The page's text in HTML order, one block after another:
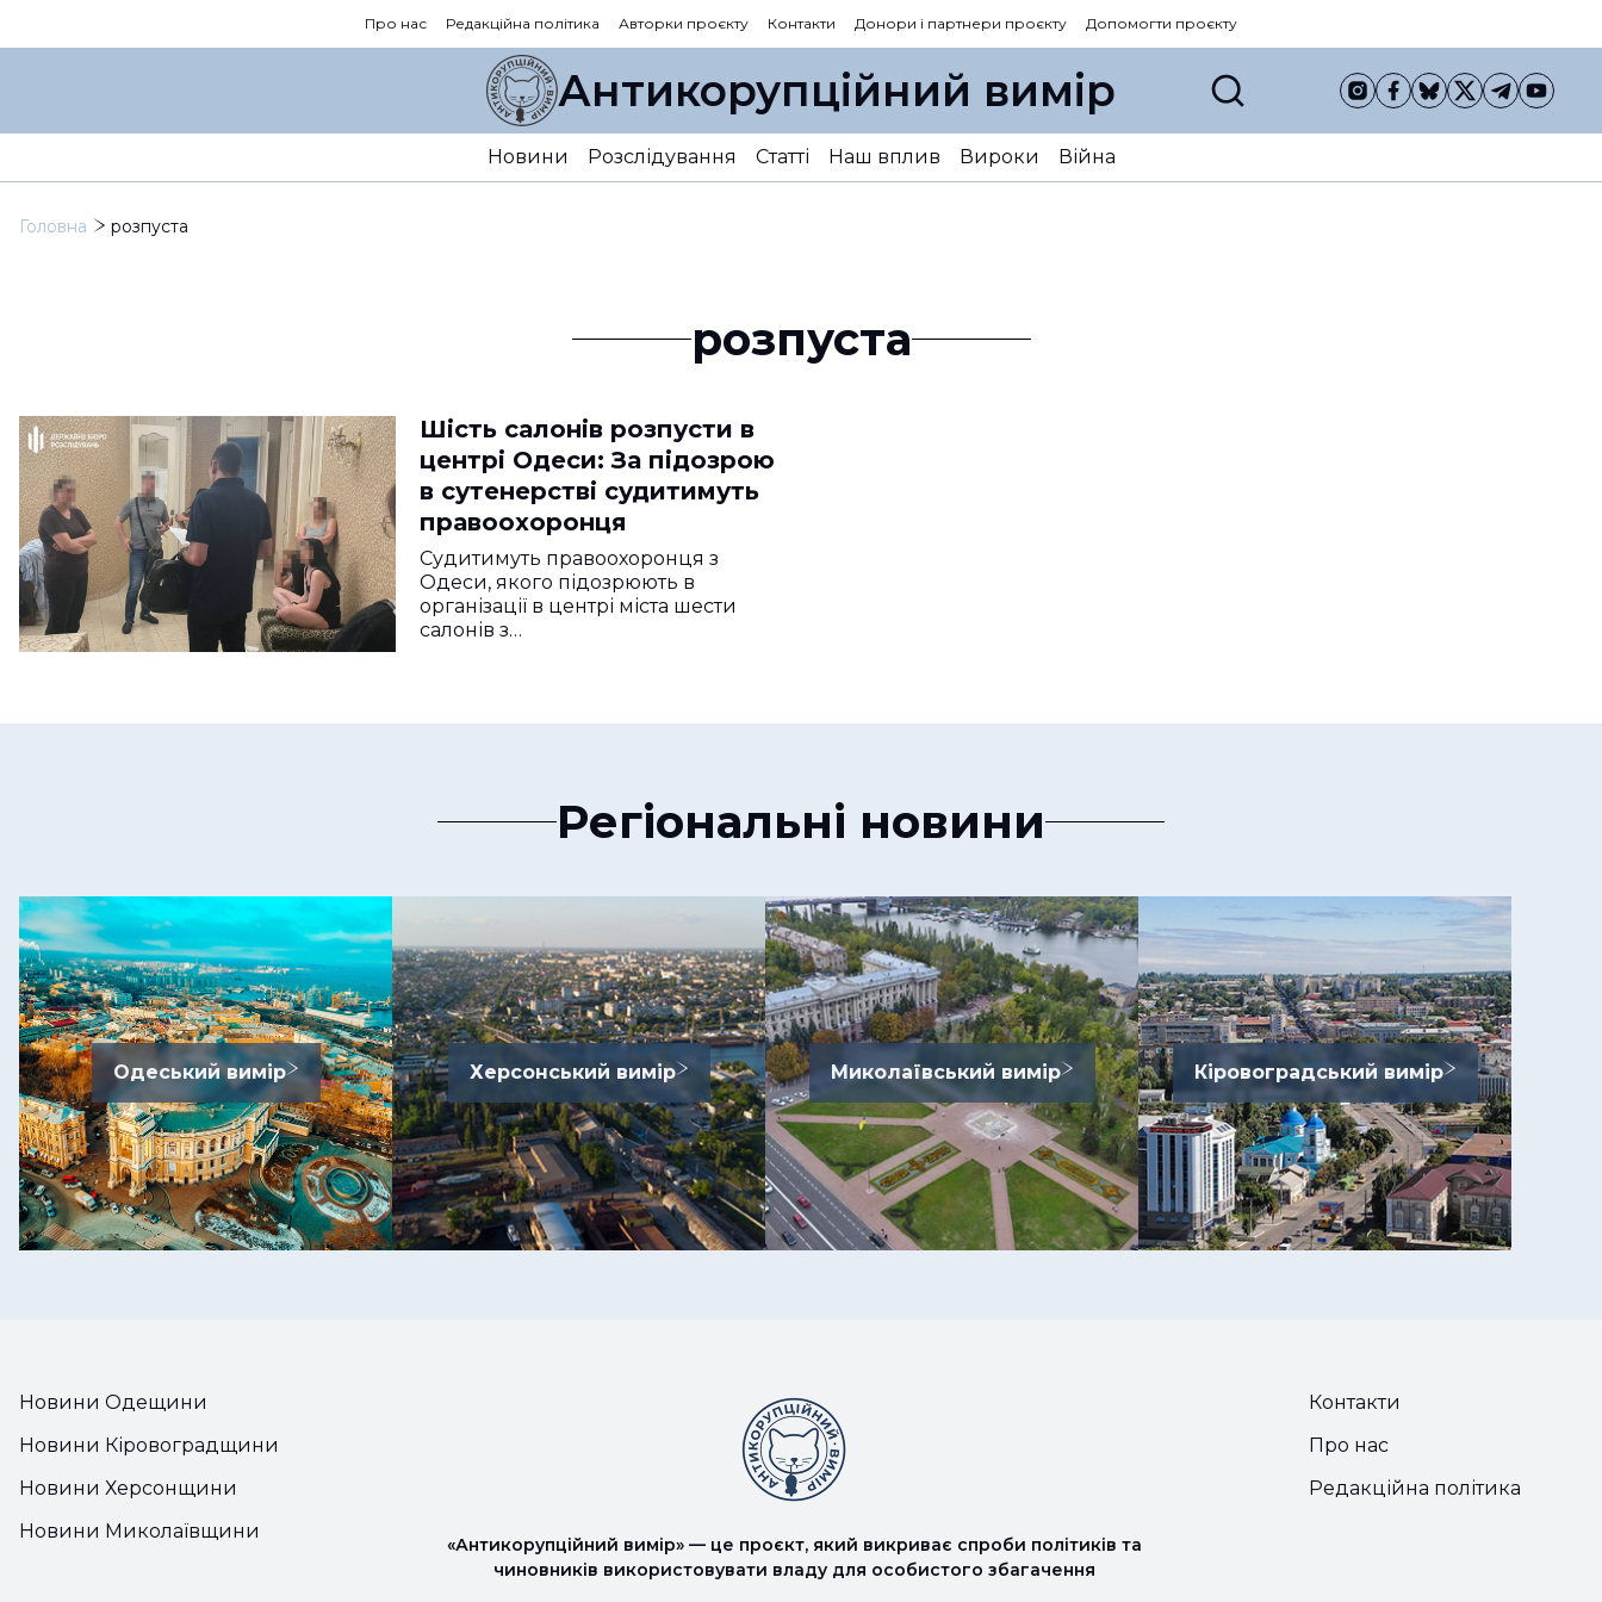
Про нас Редакційна політика Авторки проєкту Контакти Донори і партнери проєкту Допомогти проєкту
Антикорупційний вимір
Новини Розслідування Статті Наш вплив Вироки Війна
Головна розпуста
розпуста
Шість салонів розпусти в
центрі Одеси: За підозрою
в сутенерстві судитимуть
правоохоронця
Судитимуть правоохоронця з
Одеси, якого підозрюють в
організації в центрі міста шести
салонів з…
Регіональні новини
Одеський вимір Херсонський вимір Миколаївський вимір Кіровоградський вимір
Новини Одещини
Новини Кіровоградщини
Новини Херсонщини
Новини Миколаївщини
«Антикорупційний вимір» — це проєкт, який викриває спроби політиків та
чиновників використовувати владу для особистого збагачення
Контакти
Про нас
Редакційна політика